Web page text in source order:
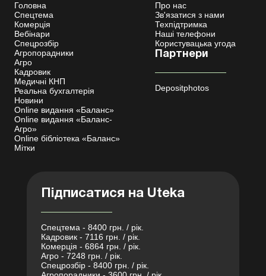
Головна
Спецтема
Комерція
Вебінари
Спецрозбір
Агропорадники
Агро
Кадровик
Медичні КНП
Реальна бухгалтерія
Новини
Online видання «Баланс»
Online видання «Баланс-
Агро»
Online бібліотека «Баланс»
Мітки
Про нас
Зв'язатися з нами
Техпідтримка
Наші телефони
Користувацька угода
Партнери
Depositphotos
Підписатися на Uteka
Спецтема - 8400 грн. / рік.
Кадровик - 7116 грн. / рік.
Комерція - 6864 грн. / рік.
Агро - 7248 грн. / рік.
Спецрозбір - 8400 грн. / рік.